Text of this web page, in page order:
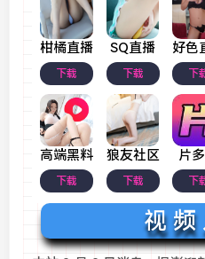
柑橘直播
下载
SQ直播
下载
好色
下
高端黑料
下载
狼友社区
下载
片
下
视 频